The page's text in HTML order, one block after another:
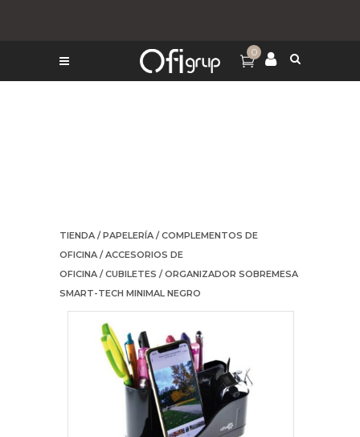
0
TIENDA /PAPELERÍA /COMPLEMENTOS DE
OFICINA /ACCESORIOS DE
OFICINA /CUBILETES / ORGANIZADOR SOBREMESA
SMART-TECH MINIMAL NEGRO